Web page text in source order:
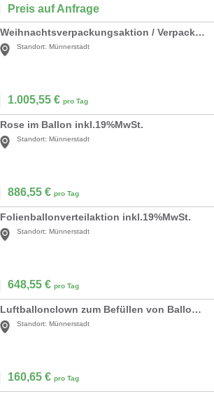
Preis auf Anfrage
Weihnachtsverpackungsaktion / Verpackungsballons / Ballonverpackung inkl. 19% MwSt.
Standort: Münnerstadt
1.005,55 € pro Tag
Rose im Ballon inkl.19%MwSt.
Standort: Münnerstadt
886,55 € pro Tag
Folienballonverteilaktion inkl.19%MwSt.
Standort: Münnerstadt
648,55 € pro Tag
Luftballonclown zum Befüllen von Ballons mit Helium oder Luft inkl. 19% MwSt.
Standort: Münnerstadt
160,65 € pro Tag